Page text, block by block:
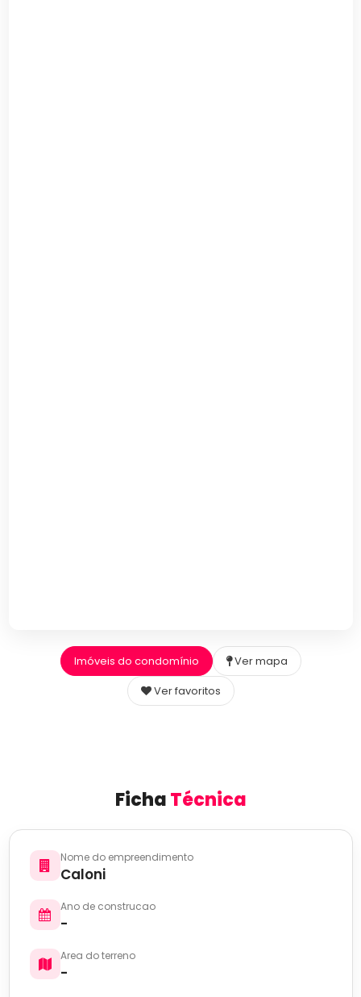
Imóveis do condomínio
Ver mapa
Ver favoritos
FichaTécnica
Nome do empreendimento
Caloni
Ano de construcao
-
Area do terreno
-